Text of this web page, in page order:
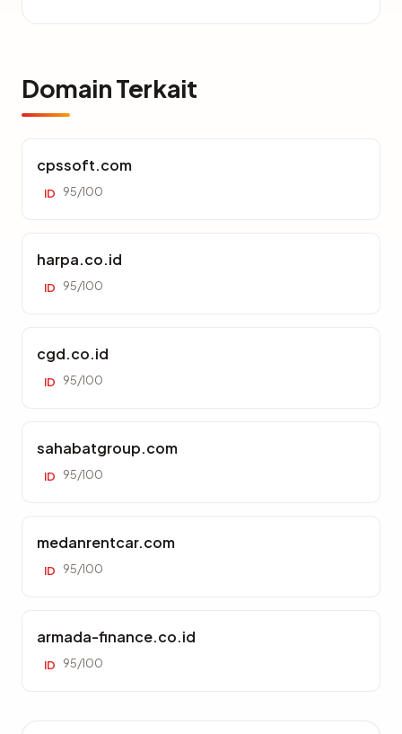
Domain Terkait
cpssoft.com
ID 95/100
harpa.co.id
ID 95/100
cgd.co.id
ID 95/100
sahabatgroup.com
ID 95/100
medanrentcar.com
ID 95/100
armada-finance.co.id
ID 95/100